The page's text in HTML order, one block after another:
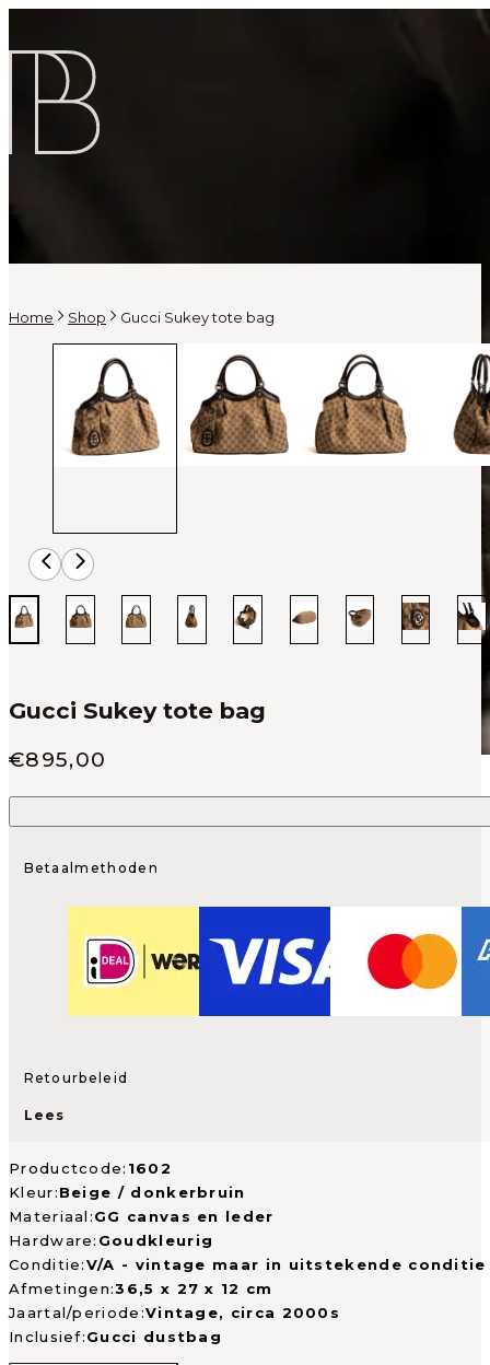
Home Shop Gucci Sukey tote bag
Gucci Sukey tote bag
Verkoop prijs
€895,00
Betaalmethoden
Retourbeleid
Lees
Productcode: 1602
Kleur:Beige / donkerbruin
Materiaal:GG canvas en leder
Hardware: Goudkleurig
Conditie:V/A - vintage maar in uitstekende conditie
Afmetingen:36,5 x 27 x 12 cm
Jaartal/periode:Vintage, circa 2000s
Inclusief:Gucci dustbag